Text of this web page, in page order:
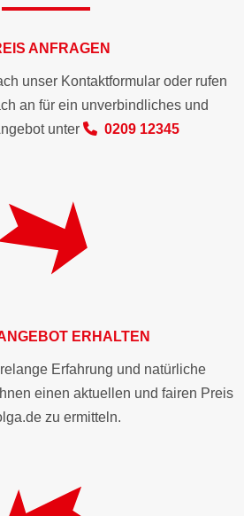
ANFRAGEN
unser Kontaktformular oder rufen
an für ein unverbindliches und
unter
0209 12345
ERHALTEN
Erfahrung und natürliche
einen aktuellen und fairen Preis
zu ermitteln.